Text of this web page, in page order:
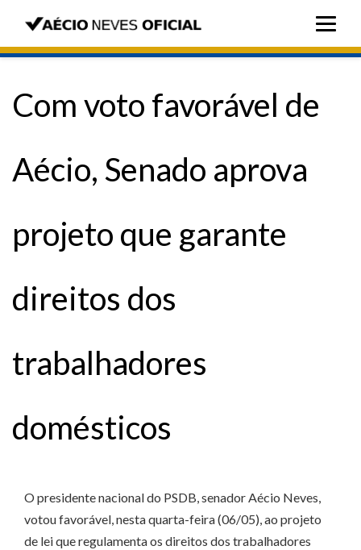
Com voto favorável de
Aécio, Senado aprova
projeto que garante
direitos dos
trabalhadores
domésticos
O presidente nacional do PSDB, senador Aécio Neves,
votou favorável, nesta quarta-feira (06/05), ao projeto
de lei que regulamenta os direitos dos trabalhadores